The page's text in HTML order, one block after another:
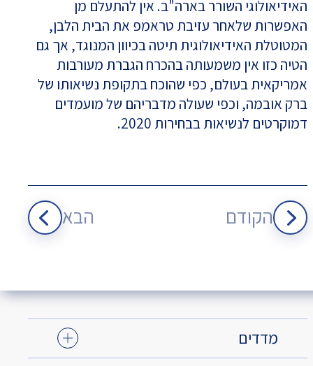
האידיאולוגי השורר בארה"ב. אין להתעלם מן
האפשרות שלאחר עזיבת טראמפ את הבית הלבן,
המטוטלת האידיאולוגית תיטה בכיוון המנוגד, אך גם
הטיה כזו אין משמעותה בהכרח הגברת מעורבות
אמריקאית בעולם, כפי שהוכח בתקופת נשיאותו של
ברק אובמה, וכפי שעולה מדבריהם של מועמדים
דמוקרטים לנשיאות בבחירות 2020.
הקודם הבא
מדדים